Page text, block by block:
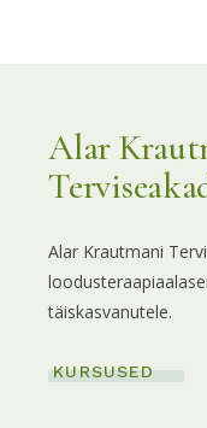
Alar
Alar Krautmani
täiskasvanutele.
KURSUSED